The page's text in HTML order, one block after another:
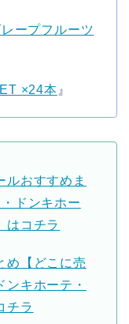
ープフルーツ
×24本』
ルおすすめま
ドンキホー
はコチラ
め【どこに売
キホーテ・
チラ